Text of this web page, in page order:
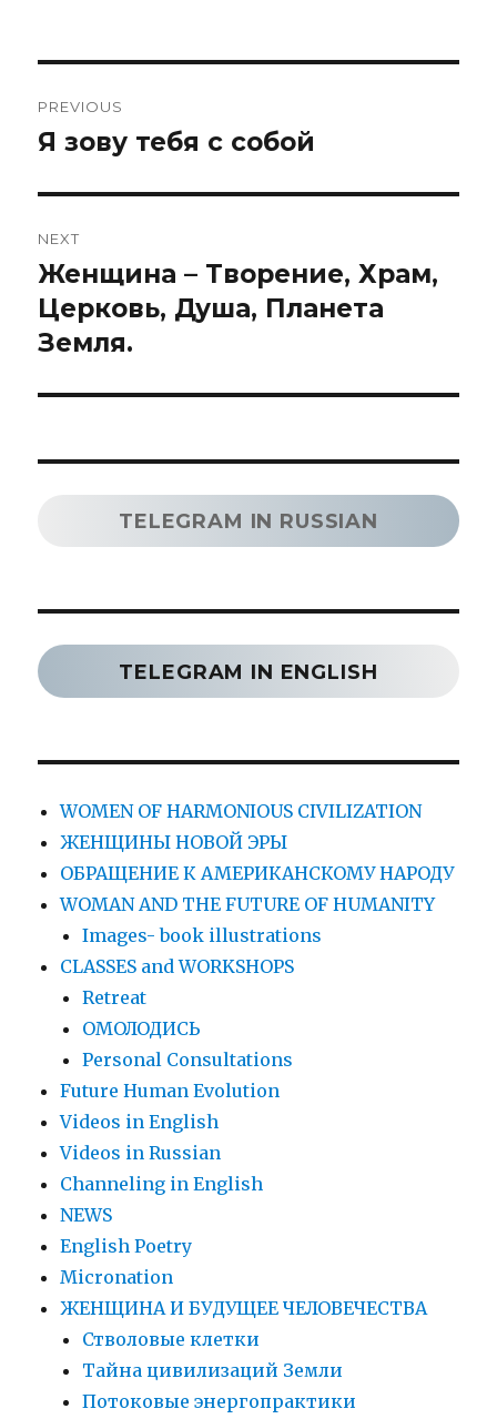
navigation
PREVIOUS
Previous
Я зову тебя с собой
NEXT
Next
post:
Женщина – Творение, Храм,
Церковь, Душа, Планета
Земля.
TELEGRAM IN RUSSIAN
TELEGRAM IN ENGLISH
WOMEN OF HARMONIOUS CIVILIZATION
ЖЕНЩИНЫ НОВОЙ ЭРЫ
ОБРАЩЕНИЕ К АМЕРИКАНСКОМУ НАРОДУ
WOMAN AND THE FUTURE OF HUMANITY
Images- book illustrations
CLASSES and WORKSHOPS
Retreat
ОМОЛОДИСЬ
Personal Consultations
Future Human Evolution
Videos in English
Videos in Russian
Сhanneling in English
NEWS
English Poetry
Micronation
ЖЕНЩИНА И БУДУЩЕЕ ЧЕЛОВЕЧЕСТВА
Стволовые клетки
Тайна цивилизаций Земли
Потоковые энергопрактики